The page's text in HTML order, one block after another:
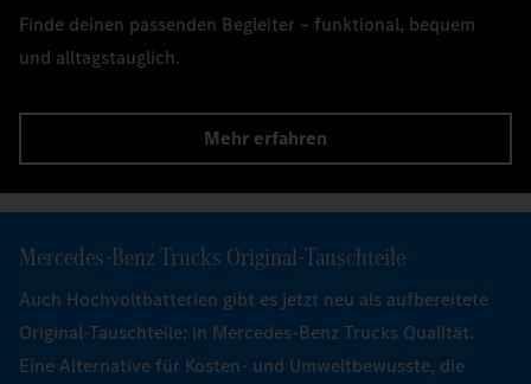
Finde deinen passenden Begleiter – funktional, bequem
und alltagstauglich.
Mehr erfahren
Mercedes‑Benz Trucks Original-Tauschteile
Auch Hochvoltbatterien gibt es jetzt neu als aufbereitete
Original-Tauschteile: in Mercedes-Benz Trucks Qualität.
Eine Alternative für Kosten- und Umweltbewusste, die